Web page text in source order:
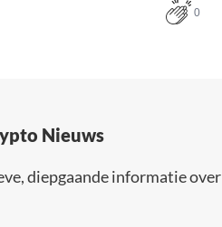
0
Nieuws
diepgaande informatie over